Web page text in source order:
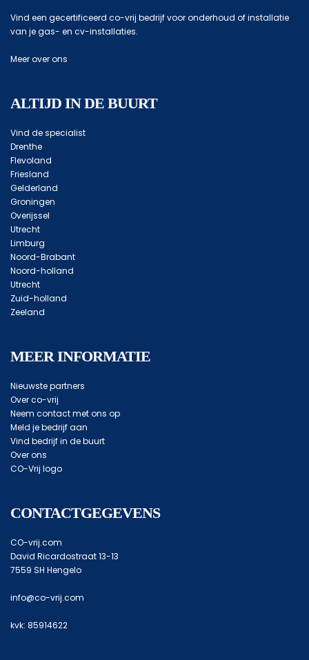
Vind een gecertificeerd co-vrij bedrijf voor onderhoud of installatie
van je gas- en cv-installaties.
Meer over ons
ALTIJD IN DE BUURT
Vind de specialist
Drenthe
Flevoland
Friesland
Gelderland
Groningen
Overijssel
Utrecht
Limburg
Noord-Brabant
Noord-holland
Utrecht
Zuid-holland
Zeeland
MEER INFORMATIE
Nieuwste partners
Over co-vrij
Neem contact met ons op
Meld je bedrijf aan
Vind bedrijf in de buurt
Over ons
CO-Vrij logo
CONTACTGEGEVENS
CO-vrij.com
David Ricardostraat 13-13
7559 SH Hengelo
info@co-vrij.com
kvk: 85914622